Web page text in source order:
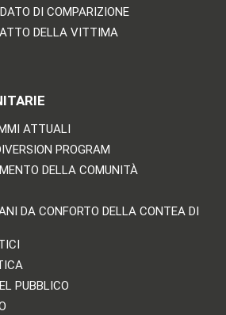
DI COMPARIZIONE
DELLA VITTIMA
ATTUALI
PROGRAM
DELLA COMUNITÀ
DA CONFORTO DELLA CONTEA DI
PUBBLICO